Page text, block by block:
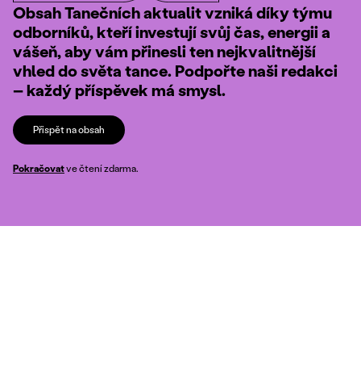
Obsah Tanečních aktualit vzniká díky týmu
odborníků, kteří investují svůj čas, energii a
vášeň, aby vám přinesli ten nejkvalitnější
vhled do světa tance. Podpořte naši redakci
– každý příspěvek má smysl.
Přispět na obsah
Pokračovatve čtení zdarma.